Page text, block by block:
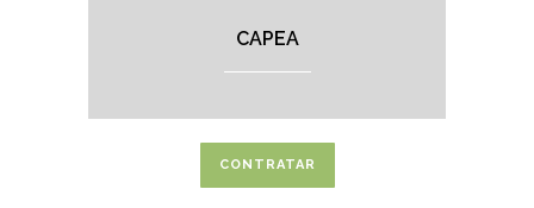
CAPEA
CONTRATAR